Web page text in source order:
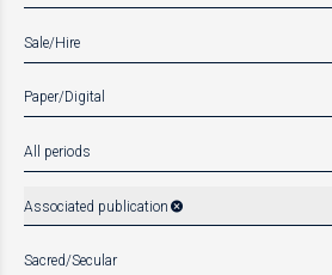
Sale/Hire
Paper/Digital
All periods
Associated publication
Sacred/Secular